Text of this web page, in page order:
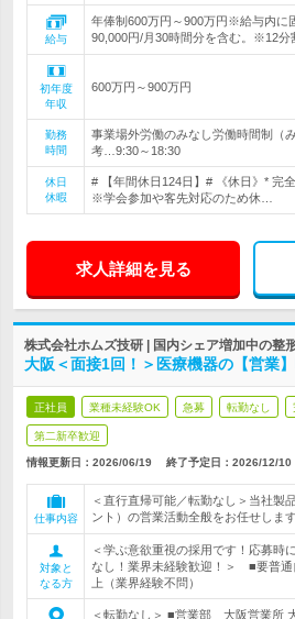
給与
年俸制600万円～900万円※給与内に
90,000円/月30時間分を含む。※12分
初年度
年収
600万円～900万円
勤務
時間
事業場外労働のみなし労働時間制（
考…9:30～18:30
休日
休暇
# 【年間休日124日】# 《休日》* 完
※学会参加や客先対応のため休…
求人詳細を見る
株式会社ホムズ技研 | 国内シェア増加中の整
大阪＜面接1回！＞医療機器の【営業
正社員 業種未経験OK 急募 転勤なし
第二新卒歓迎
情報更新日：2026/06/19 終了予定日： 2026/12/10
仕事内容
＜直行直帰可能／転勤なし＞当社製
ント）の営業活動全般をお任せします
対象と
なる方
＜学ぶ意欲重視の採用です！応募時
なし！業界未経験歓迎！＞ ■要普通
上（業界経験不問）
＜転勤なし＞ ■営業部 大阪営業所